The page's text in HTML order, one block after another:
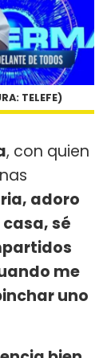
TELEFE)
, con quien
adoro
sé
me
uno